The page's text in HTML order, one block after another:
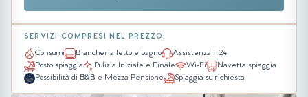
SERVIZI COMPRESI NEL PREZZO:
Consumi Biancheria letto e bagno
Assistenza h 24
Posto spiaggia
Pulizia Iniziale e Finale Wi-Fi
Navetta spiaggia
Possibilità di B&B e Mezza Pensione
Spiaggia su richiesta